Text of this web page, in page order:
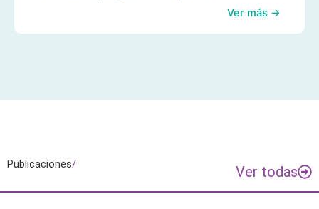
Ver más →
Publicaciones/ Ver todas